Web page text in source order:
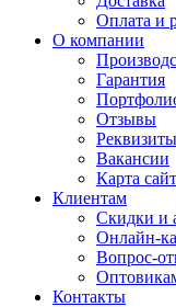
Оплата и
О компании
Гарантия
Отзывы
Реквизиты
Вакансии
Карта
Клиентам
Скидки и
Онлайн-
Вопрос-
Контакты